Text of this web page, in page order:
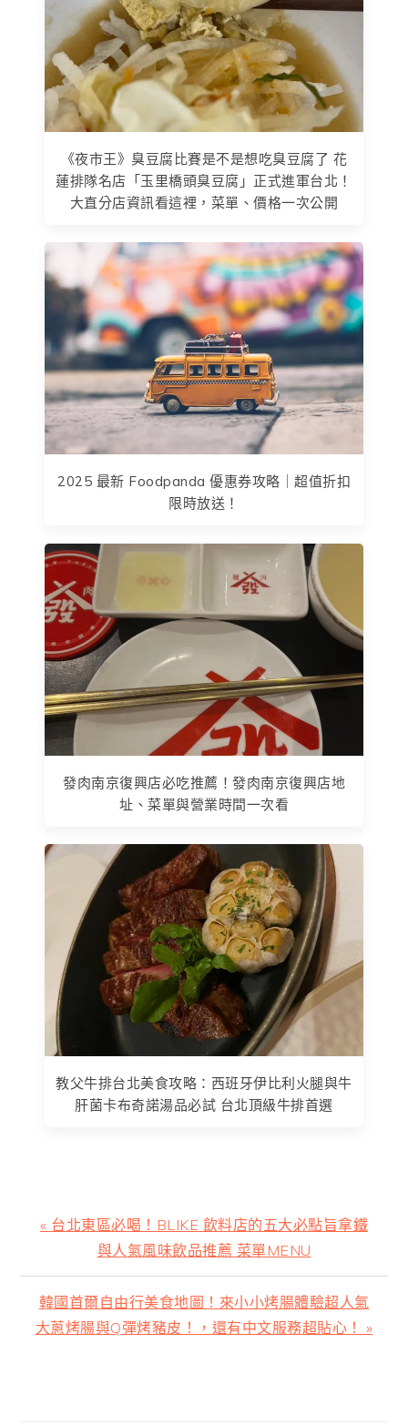
《夜市王》臭豆腐比賽是不是想吃臭豆腐了 花
蓮排隊名店「玉里橋頭臭豆腐」正式進軍台北！
大直分店資訊看這裡，菜單、價格一次公開
2025 最新 Foodpanda 優惠券攻略｜超值折扣
限時放送！
發肉南京復興店必吃推薦！發肉南京復興店地
址、菜單與營業時間一次看
教父牛排台北美食攻略：西班牙伊比利火腿與牛
肝菌卡布奇諾湯品必試 台北頂級牛排首選
上
篇
文
章:
« 台北東區必喝！BLIKE 飲料店的五大必點旨拿鐵
與人氣風味飲品推薦 菜單MENU
下
一
韓國首爾自由行美食地圖！來小小烤腸體驗超人氣
大蔥烤腸與Q彈烤豬皮！，還有中文服務超貼心！ »